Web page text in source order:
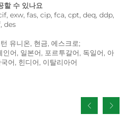
할 수 있나요
exw, fas, cip, fca, cpt, deq, ddp,
des
유니온, 현금, 에스크로;
어, 일본어, 포르투갈어, 독일어, 아
어, 힌디어, 이탈리아어